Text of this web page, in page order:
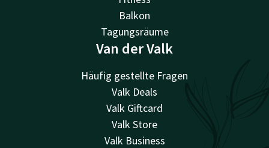
Balkon
Tagungsräume
Van der Valk
Häufig gestellte Fragen
Valk Deals
Valk Giftcard
Valk Store
Valk Business